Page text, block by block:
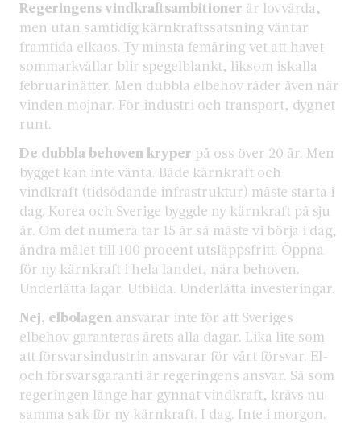
Regeringens vindkraftsambitioner är lovvärda,
men utan samtidig kärnkraftssatsning väntar
framtida elkaos. Ty minsta femåring vet att havet
sommarkvällar blir spegelblankt, liksom iskalla
februarinätter. Men dubbla elbehov råder även när
vinden mojnar. För industri och transport, dygnet
runt.
De dubbla behoven kryper på oss över 20 år. Men
bygget kan inte vänta. Både kärnkraft och
vindkraft (tidsödande infrastruktur) måste starta i
dag. Korea och Sverige byggde ny kärnkraft på sju
år. Om det numera tar 15 år så måste vi börja i dag,
ändra målet till 100 procent utsläppsfritt. Öppna
för ny kärnkraft i hela landet, nära behoven.
Underlätta lagar. Utbilda. Underlätta investeringar.
Nej, elbolagen ansvarar inte för att Sveriges
elbehov garanteras årets alla dagar. Lika lite som
att försvarsindustrin ansvarar för vårt försvar. El-
och försvarsgaranti är regeringens ansvar. Så som
regeringen länge har gynnat vindkraft, krävs nu
samma sak för ny kärnkraft. I dag. Inte i morgon.